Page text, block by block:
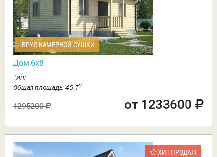
БРУС КАМЕРНОЙ СУШКИ
Дом 6х8
Тип:
Общая площадь: 45.72
1295200 от 1233600
ХИТ ПРОДАЖ